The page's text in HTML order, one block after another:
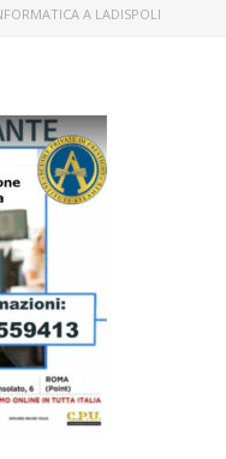
A LADISPOLI